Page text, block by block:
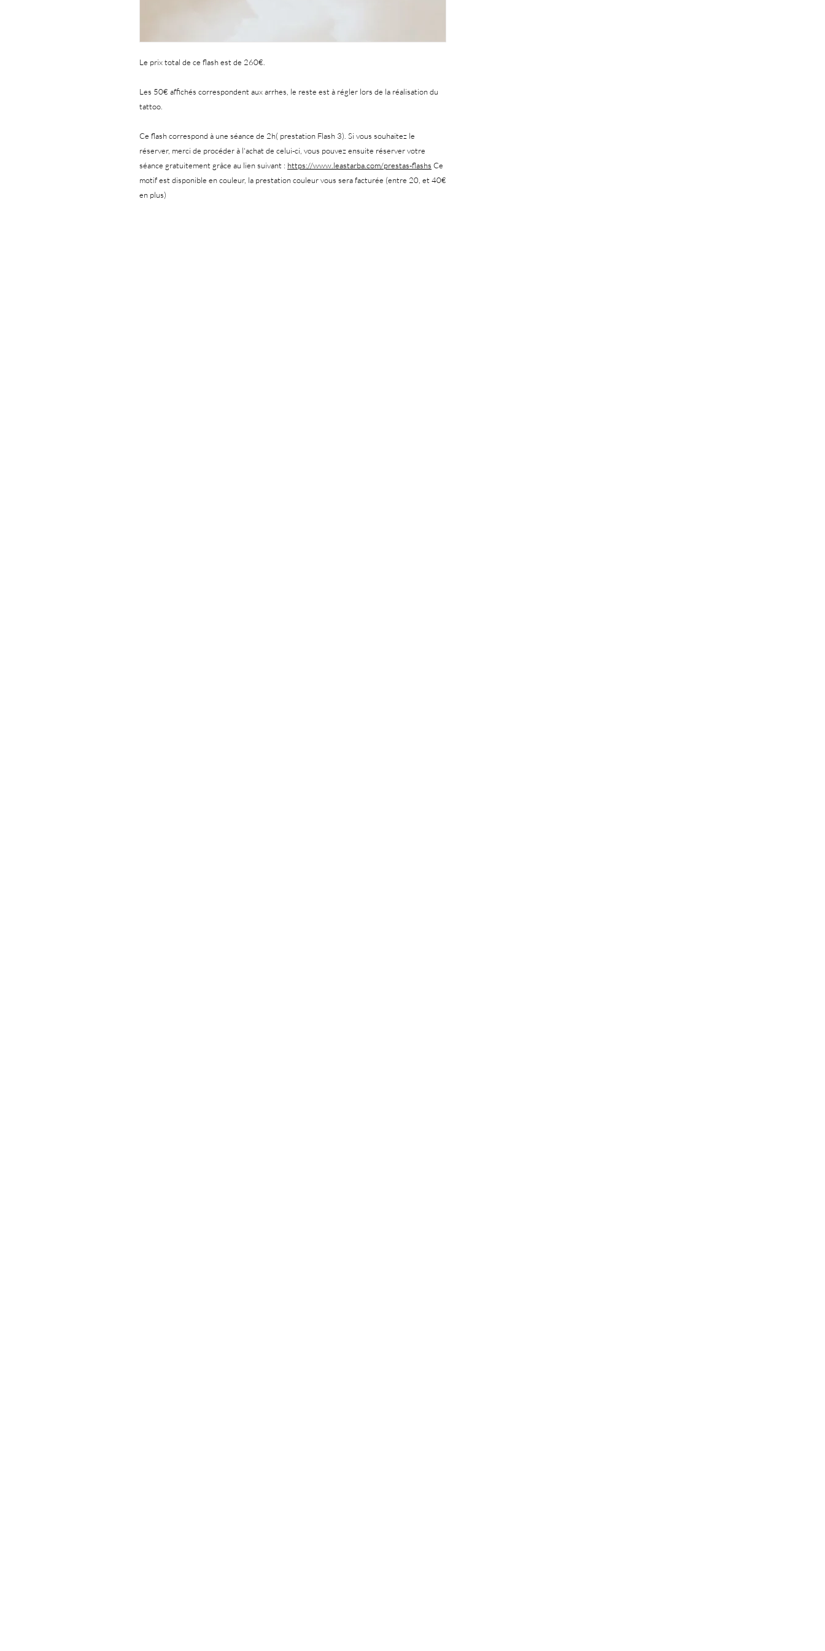
Le prix total de ce flash est de 260€.
Les 50€ affichés correspondent aux arrhes, le reste est à régler lors de la réalisation du
tattoo.
Ce flash correspond à une séance de 2h( prestation Flash 3). Si vous souhaitez le
réserver, merci de procéder à l'achat de celui-ci, vous pouvez ensuite réserver votre
séance gratuitement grâce au lien suivant : https://www.leastarba.com/prestas-flashs Ce
motif est disponible en couleur, la prestation couleur vous sera facturée (entre 20, et 40€
en plus)